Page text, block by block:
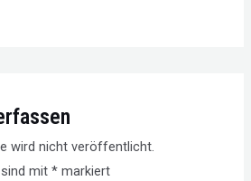
wird nicht veröffentlicht.
sind mit* markiert